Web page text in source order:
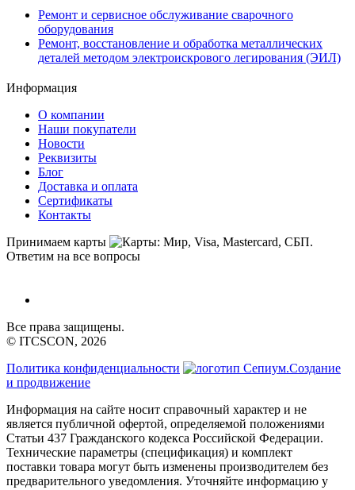
Ремонт и сервисное обслуживание сварочного
оборудования
Ремонт, восстановление и обработка металлических
деталей методом электроискрового легирования (ЭИЛ)
Информация
О компании
Наши покупатели
Новости
Реквизиты
Блог
Доставка и оплата
Сертификаты
Контакты
Принимаем карты
Ответим на все вопросы
Все права защищены.
© ITCSCON, 2026
Политика конфиденциальности
Создание
и продвижение
Информация на сайте носит справочный характер и не
является публичной офертой, определяемой положениями
Статьи 437 Гражданского кодекса Российской Федерации.
Технические параметры (спецификация) и комплект
поставки товара могут быть изменены производителем без
предварительного уведомления. Уточняйте информацию у